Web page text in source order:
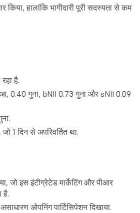
हालांकि भागीदारी पूरी सदस्यता से कम
है.
0.40 गुना, bNII 0.73 गुना और sNII 0.09
1 दिन से अपरिवर्तित था.
जो इस इंटीग्रेटेड मार्केटिंग और पीआर
है.
ओपनिंग पार्टिसिपेशन दिखाया.